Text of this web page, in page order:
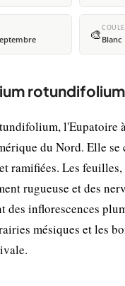
🎨 Blanc
l'Eupatoire
du Nord. Elle se
ramifiées. Les
rugueuse et des
des inflorescences
mésiques et les